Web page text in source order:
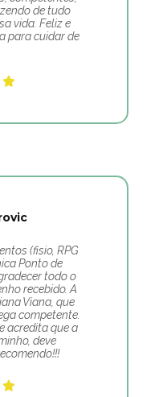
de tudo
vida. Feliz e
para cuidar de
(fisio, RPG
Ponto de
todo o
recebido. A
Viana, que
competente.
acredita que a
deve